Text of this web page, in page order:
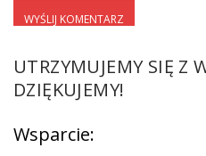
UTRZYMUJEMY SIĘ Z
DZIĘKUJEMY!
Wsparcie: